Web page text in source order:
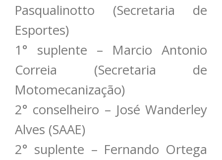
Pasqualinotto (Secretaria de
Esportes)
1° suplente – Marcio Antonio
Correia (Secretaria de
Motomecanização)
2° conselheiro – José Wanderley
Alves (SAAE)
2° suplente – Fernando Ortega